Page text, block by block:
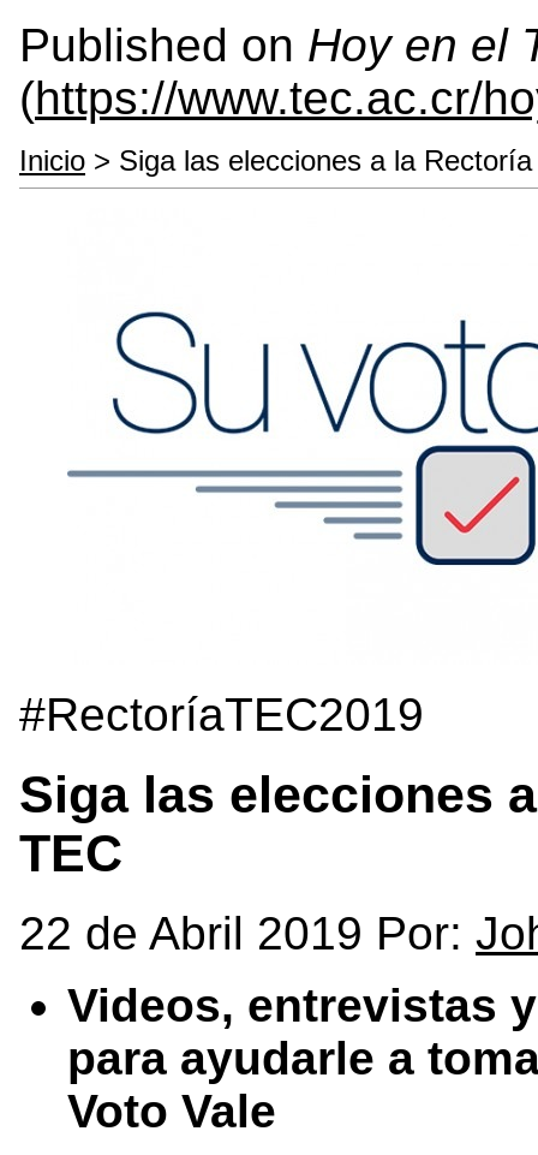
Published on Hoy en el
(https://www.tec.ac.cr/
Inicio > Siga las elecciones a la
#RectoríaTEC2019
Siga las elecciones
TEC
22 de Abril 2019 Por:
Videos, entrevistas
para ayudarle a
Voto Vale